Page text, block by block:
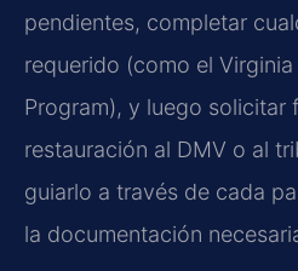
pendientes, completar
requerido (como el
Program), y luego solicitar
restauración al DMV o al
guiarlo a través de cada
la documentación